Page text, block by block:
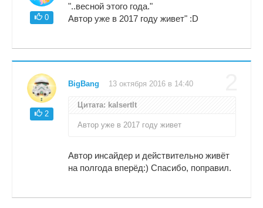
0
"..весной этого года."
Автор уже в 2017 году живет" :D
2
BigBang 13 октября 2016 в 14:40
Цитата: kalsertlt
Автор уже в 2017 году живет
Автор инсайдер и действительно живёт
на полгода вперёд:) Спасибо, поправил.